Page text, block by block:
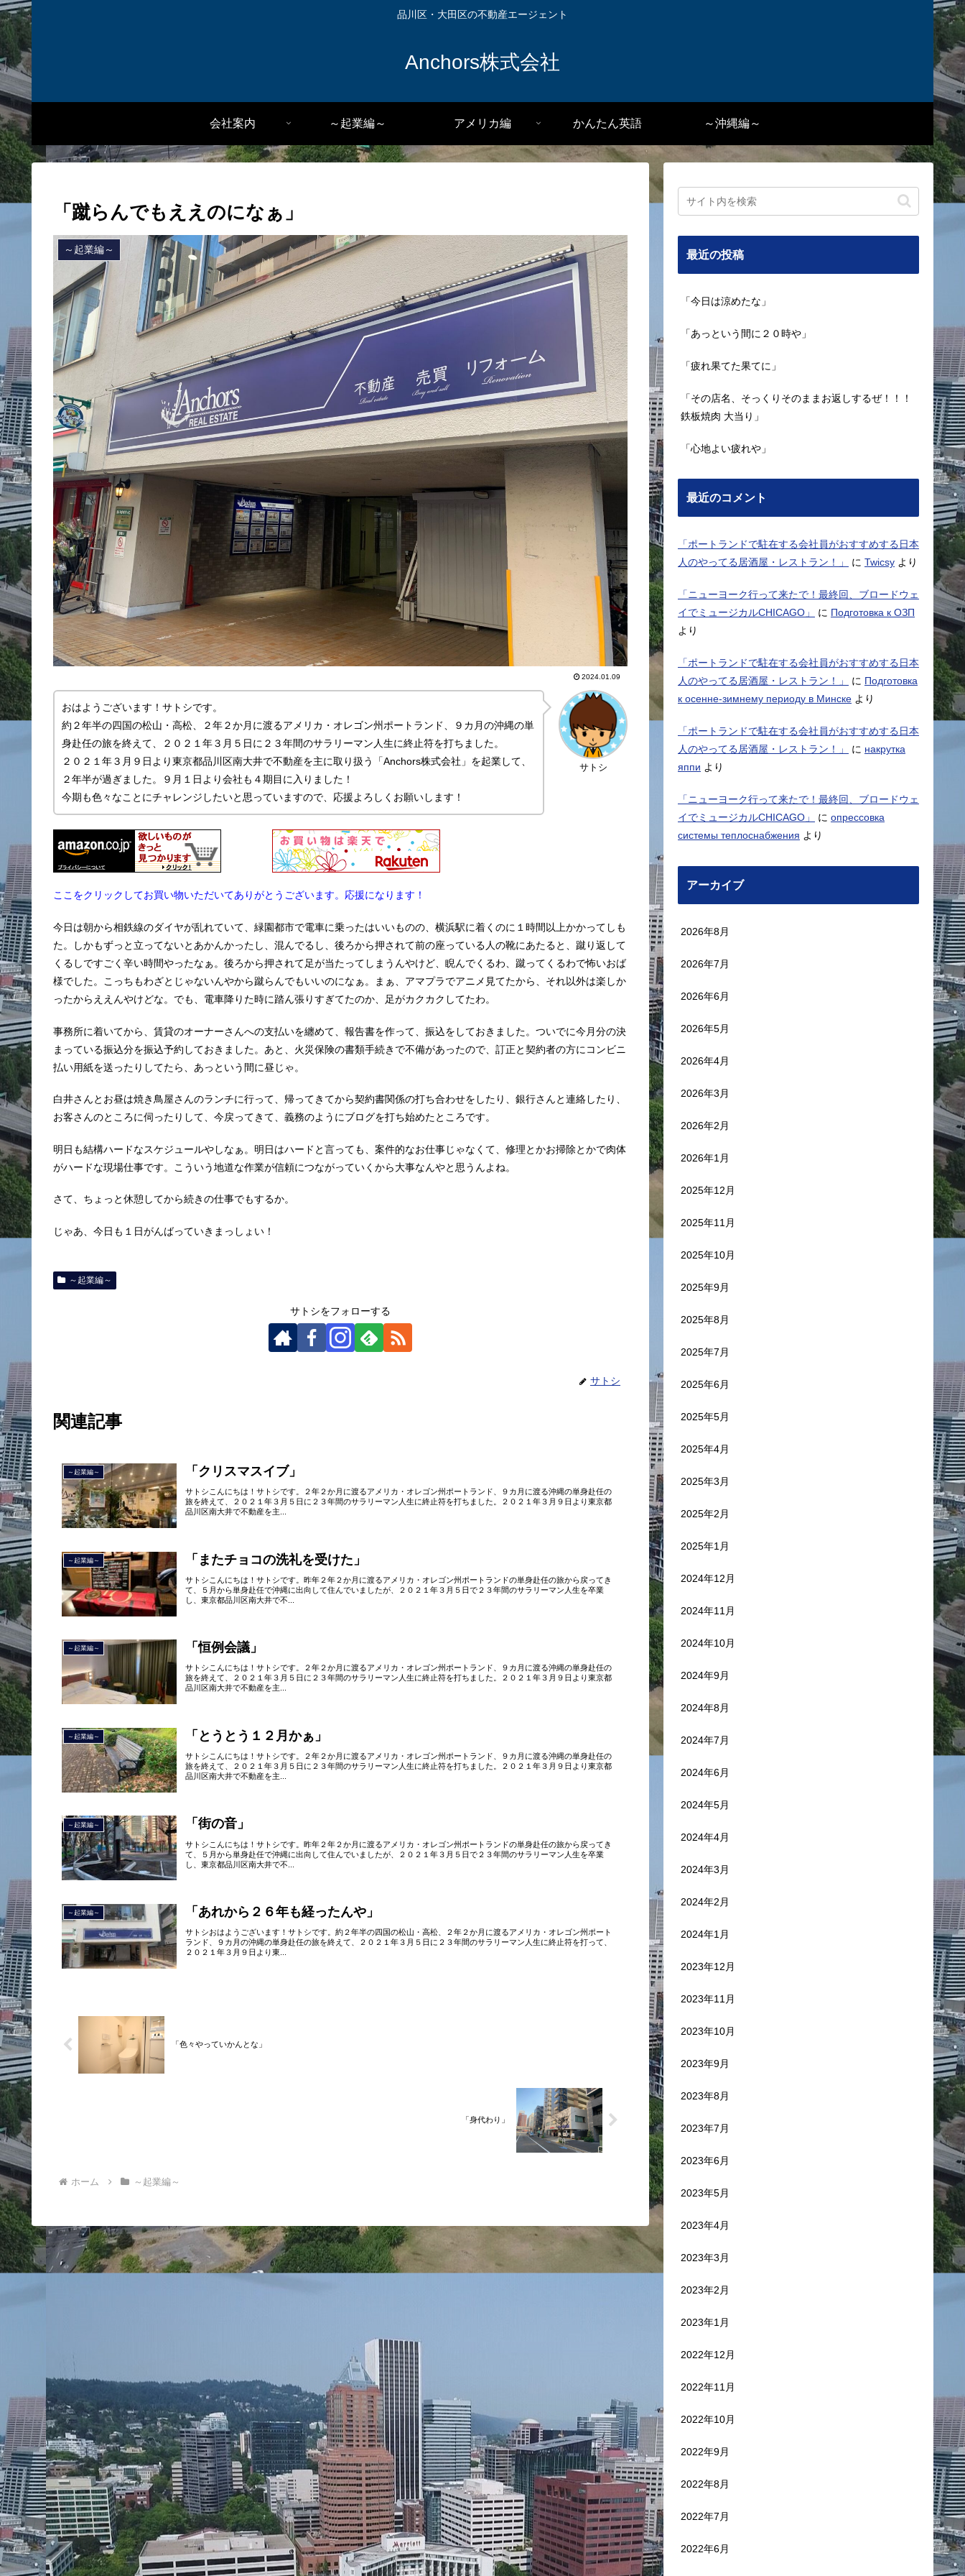
品川区・大田区の不動産エージェント
Anchors株式会社
会社案内 ～起業編～ アメリカ編 かんたん英語 ～沖縄編～
「蹴らんでもええのになぁ」
～起業編～
2024.01.09
サトシ
おはようございます！サトシです。
約２年半の四国の松山・高松、２年２か月に渡るアメリカ・オレゴン州ポートランド、９カ月の沖縄の単
身赴任の旅を終えて、２０２１年３月５日に２３年間のサラリーマン人生に終止符を打ちました。
２０２１年３月９日より東京都品川区南大井で不動産を主に取り扱う「Anchors株式会社」を起業して、
２年半が過ぎました。９月１日より会社も４期目に入りました！
今期も色々なことにチャレンジしたいと思っていますので、応援よろしくお願いします！
ここをクリックしてお買い物いただいてありがとうございます。応援になります！
今日は朝から相鉄線のダイヤが乱れていて、緑園都市で電車に乗ったはいいものの、横浜駅に着くのに１時間以上かかってしも
た。しかもずっと立ってないとあかんかったし、混んでるし、後ろから押されて前の座っている人の靴にあたると、蹴り返して
くるしですごく辛い時間やったなぁ。後ろから押されて足が当たってしまうんやけど、睨んでくるわ、蹴ってくるわで怖いおば
様でした。こっちもわざとじゃないんやから蹴らんでもいいのになぁ。まぁ、アマプラでアニメ見てたから、それ以外は楽しか
ったからええんやけどな。でも、電車降りた時に踏ん張りすぎてたのか、足がカクカクしてたわ。
事務所に着いてから、賃貸のオーナーさんへの支払いを纏めて、報告書を作って、振込をしておきました。ついでに今月分の決
まっている振込分を振込予約しておきました。あと、火災保険の書類手続きで不備があったので、訂正と契約者の方にコンビニ
払い用紙を送ったりしてたら、あっという間に昼じゃ。
白井さんとお昼は焼き鳥屋さんのランチに行って、帰ってきてから契約書関係の打ち合わせをしたり、銀行さんと連絡したり、
お客さんのところに伺ったりして、今戻ってきて、義務のようにブログを打ち始めたところです。
明日も結構ハードなスケジュールやしなぁ。明日はハードと言っても、案件的なお仕事じゃなくて、修理とかお掃除とかで肉体
がハードな現場仕事です。こういう地道な作業が信頼につながっていくから大事なんやと思うんよね。
さて、ちょっと休憩してから続きの仕事でもするか。
じゃあ、今日も１日がんばっていきまっしょい！
～起業編～
サトシをフォローする
サトシ
関連記事
～起業編～ 「クリスマスイブ」
サトシこんにちは！サトシです。２年２か月に渡るアメリカ・オレゴン州ポートランド、９カ月に渡る沖縄の単身赴任の
旅を終えて、２０２１年３月５日に２３年間のサラリーマン人生に終止符を打ちました。２０２１年３月９日より東京都
品川区南大井で不動産を主...
～起業編～ 「またチョコの洗礼を受けた」
サトシこんにちは！サトシです。昨年２年２か月に渡るアメリカ・オレゴン州ポートランドの単身赴任の旅から戻ってき
て、５月から単身赴任で沖縄に出向して住んでいましたが、２０２１年３月５日で２３年間のサラリーマン人生を卒業
し、東京都品川区南大井で不...
～起業編～ 「恒例会議」
サトシこんにちは！サトシです。２年２か月に渡るアメリカ・オレゴン州ポートランド、９カ月に渡る沖縄の単身赴任の
旅を終えて、２０２１年３月５日に２３年間のサラリーマン人生に終止符を打ちました。２０２１年３月９日より東京都
品川区南大井で不動産を主...
～起業編～ 「とうとう１２月かぁ」
サトシこんにちは！サトシです。２年２か月に渡るアメリカ・オレゴン州ポートランド、９カ月に渡る沖縄の単身赴任の
旅を終えて、２０２１年３月５日に２３年間のサラリーマン人生に終止符を打ちました。２０２１年３月９日より東京都
品川区南大井で不動産を主...
～起業編～ 「街の音」
サトシこんにちは！サトシです。昨年２年２か月に渡るアメリカ・オレゴン州ポートランドの単身赴任の旅から戻ってき
て、５月から単身赴任で沖縄に出向して住んでいましたが、２０２１年３月５日で２３年間のサラリーマン人生を卒業
し、東京都品川区南大井で不...
～起業編～ 「あれから２６年も経ったんや」
サトシおはようございます！サトシです。約２年半の四国の松山・高松、２年２か月に渡るアメリカ・オレゴン州ポート
ランド、９カ月の沖縄の単身赴任の旅を終えて、２０２１年３月５日に２３年間のサラリーマン人生に終止符を打って、
２０２１年３月９日より東...
「色々やっていかんとな」
「身代わり」
ホーム ～起業編～
最近の投稿
「今日は涼めたな」
「あっという間に２０時や」
「疲れ果てた果てに」
「その店名、そっくりそのままお返しするぜ！！！
鉄板焼肉 大当り」
「心地よい疲れや」
最近のコメント
「ポートランドで駐在する会社員がおすすめする日本
人のやってる居酒屋・レストラン！」
に Twicsy より
「ニューヨーク行って来たで！最終回、ブロードウェ
イでミュージカルCHICAGO」
に Подготовка к ОЗП
より
「ポートランドで駐在する会社員がおすすめする日本
人のやってる居酒屋・レストラン！」
に Подготовка
к осенне-зимнему периоду в Минске より
「ポートランドで駐在する会社員がおすすめする日本
人のやってる居酒屋・レストラン！」
に накрутка
яппи より
「ニューヨーク行って来たで！最終回、ブロードウェ
イでミュージカルCHICAGO」
に опрессовка
системы теплоснабжения より
アーカイブ
2026年8月
2026年7月
2026年6月
2026年5月
2026年4月
2026年3月
2026年2月
2026年1月
2025年12月
2025年11月
2025年10月
2025年9月
2025年8月
2025年7月
2025年6月
2025年5月
2025年4月
2025年3月
2025年2月
2025年1月
2024年12月
2024年11月
2024年10月
2024年9月
2024年8月
2024年7月
2024年6月
2024年5月
2024年4月
2024年3月
2024年2月
2024年1月
2023年12月
2023年11月
2023年10月
2023年9月
2023年8月
2023年7月
2023年6月
2023年5月
2023年4月
2023年3月
2023年2月
2023年1月
2022年12月
2022年11月
2022年10月
2022年9月
2022年8月
2022年7月
2022年6月